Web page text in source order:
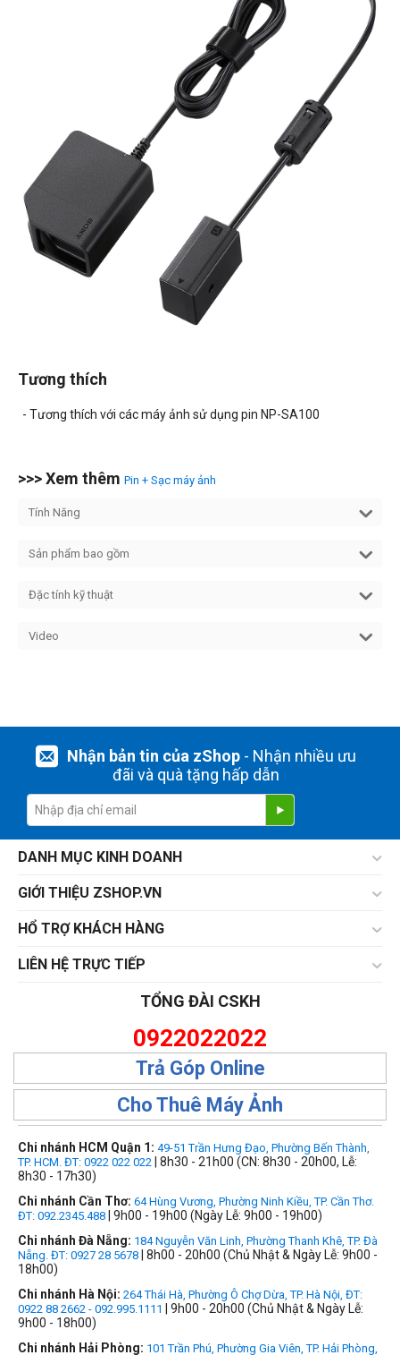
Tương thích
- Tương thích với các máy ảnh sử dụng pin NP-SA100
>>> Xem thêm Pin + Sạc máy ảnh
Tính Năng
Sản phẩm bao gồm
Đặc tính kỹ thuật
Video
Nhận bản tin của zShop- Nhận nhiều ưu
đãi và quà tặng hấp dẫn
DANH MỤC KINH DOANH
GIỚI THIỆU ZSHOP.VN
HỔ TRỢ KHÁCH HÀNG
LIÊN HỆ TRỰC TIẾP
TỔNG ĐÀI CSKH
0922022022
Trả Góp Online
Cho Thuê Máy Ảnh
Chi nhánh HCM Quận 1: 49-51 Trần Hưng Đạo, Phường Bến Thành,
TP. HCM. ĐT: 0922 022 022 | 8h30 - 21h00 (CN: 8h30 - 20h00, Lễ:
8h30 - 17h30)
Chi nhánh Cần Thơ: 64 Hùng Vương, Phường Ninh Kiều, TP. Cần Thơ.
ĐT: 092.2345.488 | 9h00 - 19h00 (Ngày Lễ: 9h00 - 19h00)
Chi nhánh Đà Nẵng: 184 Nguyễn Văn Linh, Phường Thanh Khê, TP. Đà
Nẵng. ĐT: 0927 28 5678 | 8h00 - 20h00 (Chủ Nhật & Ngày Lễ: 9h00 -
18h00)
Chi nhánh Hà Nội: 264 Thái Hà, Phường Ô Chợ Dừa, TP. Hà Nội, ĐT:
0922 88 2662 - 092.995.1111
| 9h00 - 20h00 (Chủ Nhật & Ngày Lễ:
9h00 - 18h00)
Chi nhánh Hải Phòng: 101 Trần Phú, Phường Gia Viên, TP. Hải Phòng,